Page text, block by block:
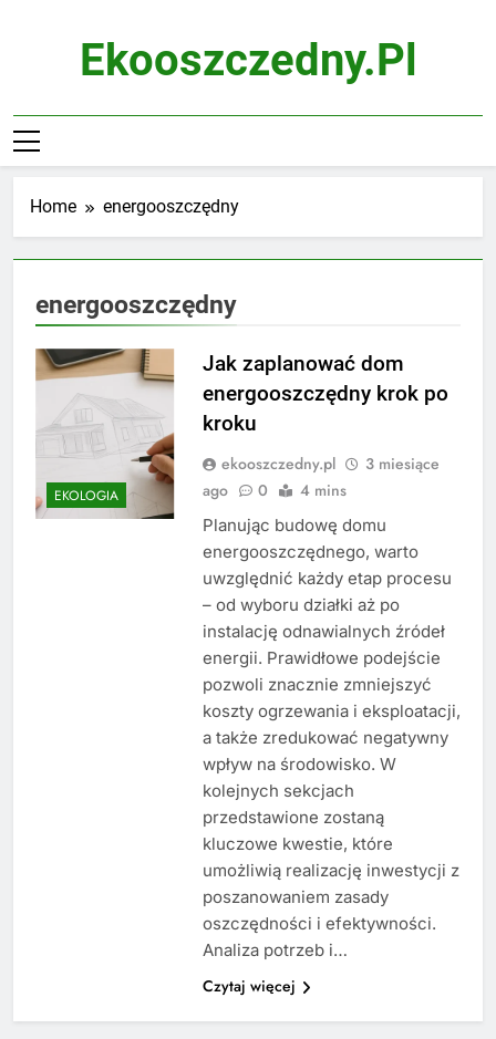
Ekooszczedny.pl
Home energooszczędny
energooszczędny
EKOLOGIA
Jak zaplanować dom
energooszczędny krok po
kroku
ekooszczedny.pl
3 miesiące
ago
0 4 mins
Planując budowę domu
energooszczędnego, warto
uwzględnić każdy etap procesu
– od wyboru działki aż po
instalację odnawialnych źródeł
energii. Prawidłowe podejście
pozwoli znacznie zmniejszyć
koszty ogrzewania i eksploatacji,
a także zredukować negatywny
wpływ na środowisko. W
kolejnych sekcjach
przedstawione zostaną
kluczowe kwestie, które
umożliwią realizację inwestycji z
poszanowaniem zasady
oszczędności i efektywności.
Analiza potrzeb i…
Czytaj więcej